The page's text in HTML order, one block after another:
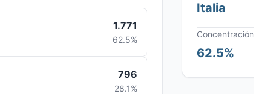
1.771
62.5%
796
28.1%
Italia
Concentración
62.5%